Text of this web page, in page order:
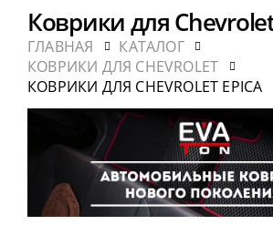
Коврики для
ГЛАВНАЯ
КАТАЛОГ
КОВРИКИ ДЛЯ CHEVROLET
КОВРИКИ ДЛЯ CHEVROLET EPICA